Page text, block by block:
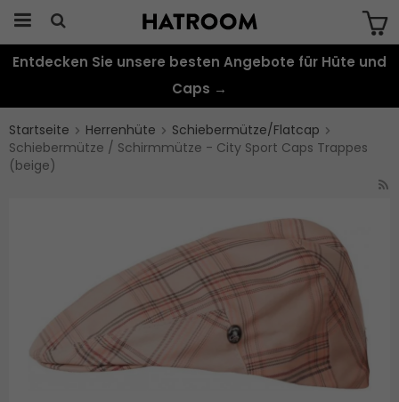
Das Produkt wurde in Ihren Warenkorb
gelegt
Entdecken Sie unsere besten Angebote für Hüte und
Caps →
Startseite Herrenhüte
Schiebermütze/Flatcap
Schiebermütze / Schirmmütze - City Sport Caps Trappes
(beige)